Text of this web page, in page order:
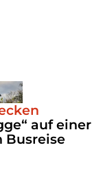
auf einer
Busreise